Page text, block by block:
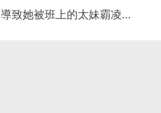
致她被班上的太妹霸凌...